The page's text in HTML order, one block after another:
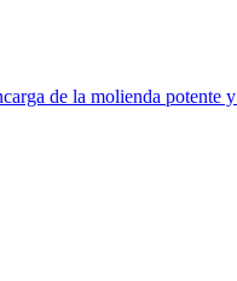
de la molienda potente y